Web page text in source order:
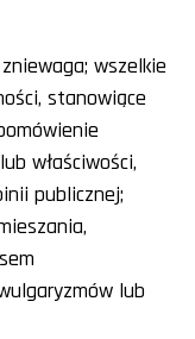
wszelkie
stanowiące
właściwości,
publicznej;
lub